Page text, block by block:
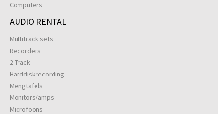
Computers
AUDIO RENTAL
Multitrack sets
Recorders
2 Track
Harddiskrecording
Mengtafels
Monitors/amps
Microfoons